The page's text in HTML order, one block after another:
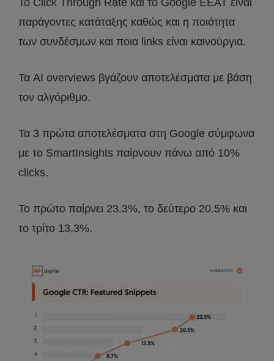
Το Click Through Rate και το Google EEAT είναι
παράγοντες κατάταξης καθώς και η ποιότητα
των συνδέσμων και ποια links είναι καινούργια.
Τα AI overviews βγάζουν αποτελέσματα με βάση
τον αλγόριθμο.
Τα 3 πρώτα αποτελέσματα στη Google σύμφωνα
με το SmartInsights παίρνουν πάνω από 10%
clicks.
Το πρώτο παίρνει 23.3%, το δεύτερο 20.5% και
το τρίτο 13.3%.